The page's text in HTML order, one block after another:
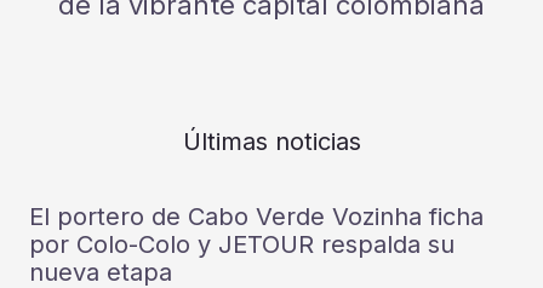
Últimas noticias
El portero de Cabo Verde Vozinha ficha
por Colo-Colo y JETOUR respalda su
nueva etapa